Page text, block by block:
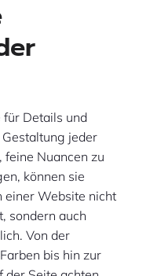
Details und
jeder
Nuancen zu
können sie
einer Website nicht
sondern auch
Von der
bis hin zur